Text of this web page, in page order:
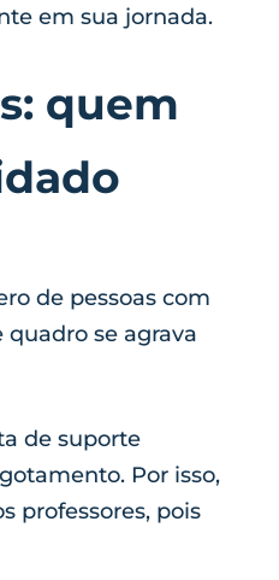
em sua jornada.
quem
de pessoas com
quadro se agrava
de suporte
Por isso,
professores, pois